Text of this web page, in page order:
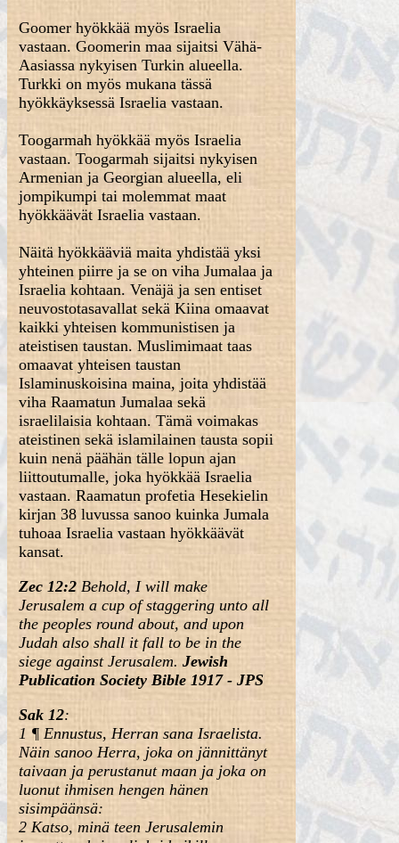
Goomer hyökkää myös Israelia
vastaan. Goomerin maa sijaitsi Vähä-
Aasiassa nykyisen Turkin alueella.
Turkki on myös mukana tässä
hyökkäyksessä Israelia vastaan.
Toogarmah hyökkää myös Israelia
vastaan. Toogarmah sijaitsi nykyisen
Armenian ja Georgian alueella, eli
jompikumpi tai molemmat maat
hyökkäävät Israelia vastaan.
Näitä hyökkääviä maita yhdistää yksi
yhteinen piirre ja se on viha Jumalaa ja
Israelia kohtaan. Venäjä ja sen entiset
neuvostotasavallat sekä Kiina omaavat
kaikki yhteisen kommunistisen ja
ateistisen taustan. Muslimimaat taas
omaavat yhteisen taustan
Islaminuskoisina maina, joita yhdistää
viha Raamatun Jumalaa sekä
israelilaisia kohtaan. Tämä voimakas
ateistinen sekä islamilainen tausta sopii
kuin nenä päähän tälle lopun ajan
liittoutumalle, joka hyökkää Israelia
vastaan. Raamatun profetia Hesekielin
kirjan 38 luvussa sanoo kuinka Jumala
tuhoaa Israelia vastaan hyökkäävät
kansat.
Zec 12:2 Behold, I will make
Jerusalem a cup of staggering unto all
the peoples round about, and upon
Judah also shall it fall to be in the
siege against Jerusalem.Jewish
Publication Society Bible 1917 - JPS
Sak 12:
1 ¶ Ennustus, Herran sana Israelista.
Näin sanoo Herra, joka on jännittänyt
taivaan ja perustanut maan ja joka on
luonut ihmisen hengen hänen
sisimpäänsä:
2 Katso, minä teen Jerusalemin